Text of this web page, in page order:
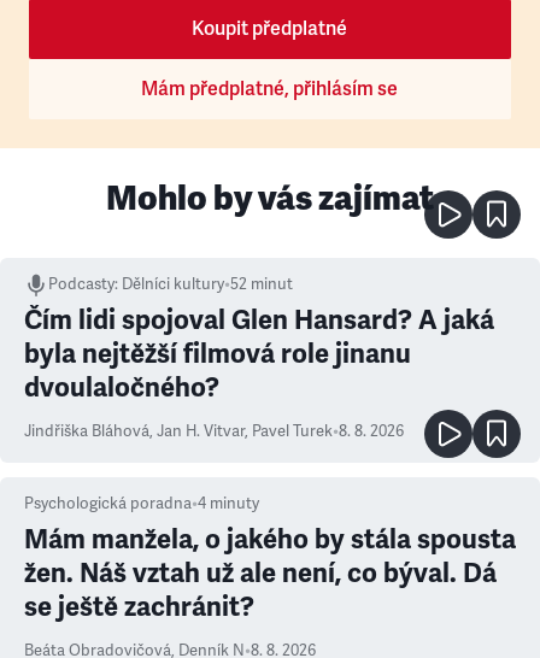
Koupit předplatné
Mám předplatné, přihlásím se
Mohlo by vás zajímat
Podcasty: Dělníci kultury•52 minut
Čím lidi spojoval Glen Hansard? A jaká
byla nejtěžší filmová role jinanu
dvoulaločného?
Jindřiška Bláhová, Jan H. Vitvar, Pavel Turek•8. 8. 2026
Psychologická poradna•4 minuty
Mám manžela, o jakého by stála spousta
žen. Náš vztah už ale není, co býval. Dá
se ještě zachránit?
Beáta Obradovičová, Denník N•8. 8. 2026